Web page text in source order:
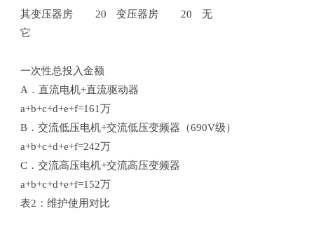
其
它
变压器房 20 变压器房 20 无
一次性总投入金额
A．直流电机+直流驱动器
a+b+c+d+e+f=161万
B．交流低压电机+交流低压变频器（690V级）
a+b+c+d+e+f=242万
C．交流高压电机+交流高压变频器
a+b+c+d+e+f=152万
表2：维护使用对比